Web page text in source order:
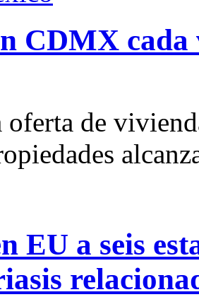
CDMX cada
de
EU a seis